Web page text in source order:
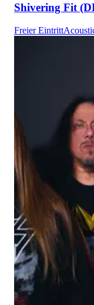
Shivering Fit
Freier Eintritt